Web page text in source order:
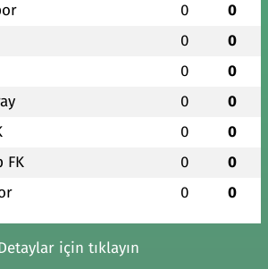
0 0
0 0
0 0
0 0
0 0
FK 0 0
0 0
için tıklayın